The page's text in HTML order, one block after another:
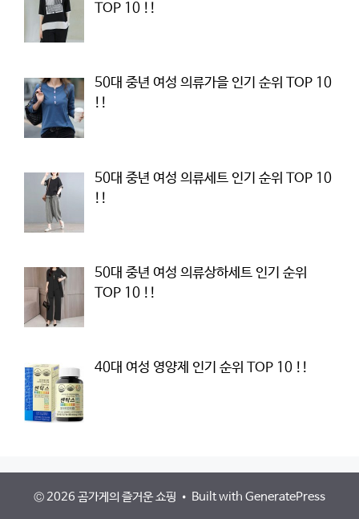
TOP 10 !!
50대 중년 여성 의류가을 인기 순위 TOP 10
!!
50대 중년 여성 의류세트 인기 순위 TOP 10
!!
50대 중년 여성 의류상하세트 인기 순위
TOP 10 !!
40대 여성 영양제 인기 순위 TOP 10 !!
© 2026 곰가게의 즐거운 쇼핑 • Built with GeneratePress